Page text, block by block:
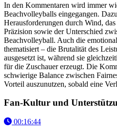
In den Kommentaren wird immer
Beachvolleyballs eingegangen.
Herausforderungen durch Wind,
Präzision sowie der Unterschied
Beachvolleyball. Auch die
thematisiert – die Brutalität des
ausgesetzt ist, während sie
für die Zuschauer erzeugt. Die
schwierige Balance zwischen
Vorteil auszunutzen, sobald eine
Fan-Kultur und
00:16:44